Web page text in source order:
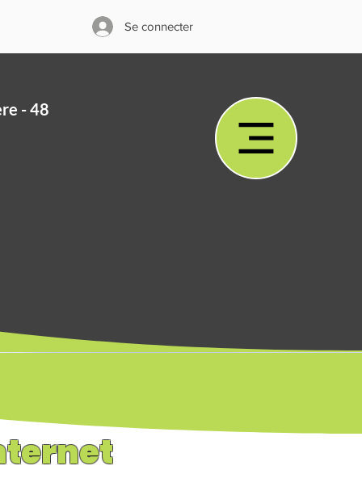
Se connecter
- 48